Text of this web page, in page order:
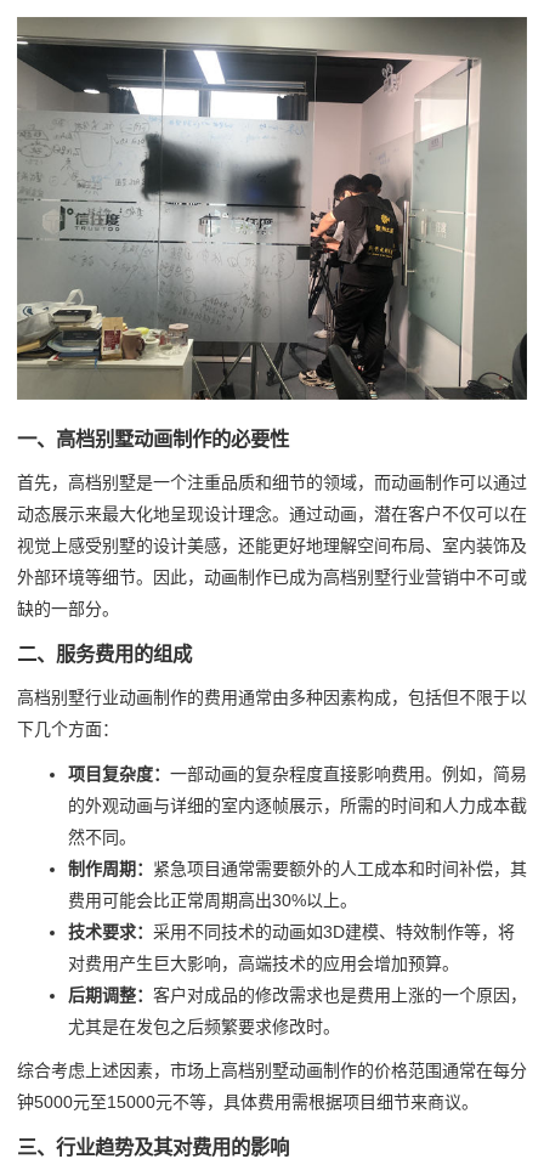
一、高档别墅动画制作的必要性
首先，高档别墅是一个注重品质和细节的领域，而动画制作可以通过
动态展示来最大化地呈现设计理念。通过动画，潜在客户不仅可以在
视觉上感受别墅的设计美感，还能更好地理解空间布局、室内装饰及
外部环境等细节。因此，动画制作已成为高档别墅行业营销中不可或
缺的一部分。
二、服务费用的组成
高档别墅行业动画制作的费用通常由多种因素构成，包括但不限于以
下几个方面：
项目复杂度： 一部动画的复杂程度直接影响费用。例如，简易
的外观动画与详细的室内逐帧展示，所需的时间和人力成本截
然不同。
制作周期： 紧急项目通常需要额外的人工成本和时间补偿，其
费用可能会比正常周期高出30%以上。
技术要求： 采用不同技术的动画如3D建模、特效制作等，将
对费用产生巨大影响，高端技术的应用会增加预算。
后期调整： 客户对成品的修改需求也是费用上涨的一个原因，
尤其是在发包之后频繁要求修改时。
综合考虑上述因素，市场上高档别墅动画制作的价格范围通常在每分
钟5000元至15000元不等，具体费用需根据项目细节来商议。
三、行业趋势及其对费用的影响